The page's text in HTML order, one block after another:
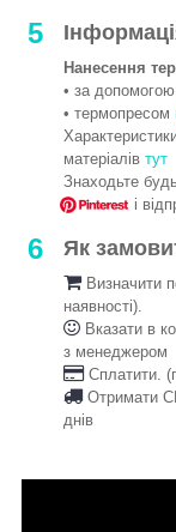
5
Нанесення
• за
• термопресом
матеріалів тут
Знаходьте
і
6 Як
Визначити
наявності).
Вказати в
з менеджером
Сплатити.
Отримати
днів